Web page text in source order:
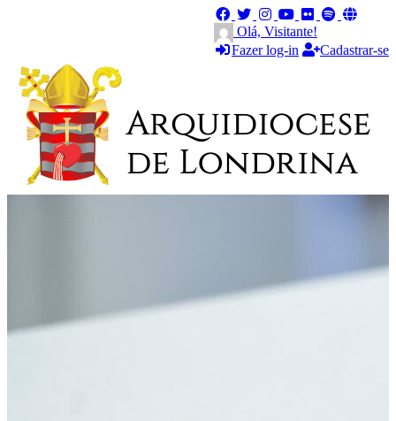
Olá, Visitante!
Fazer log-in
Cadastrar-se